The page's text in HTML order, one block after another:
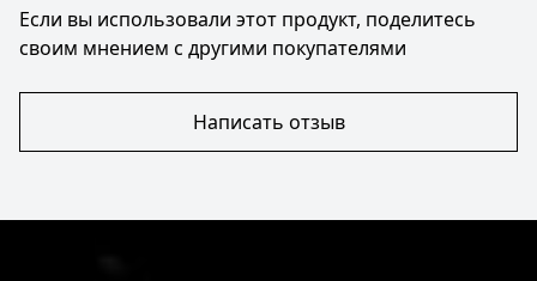
Если вы использовали этот продукт, поделитесь
своим мнением с другими покупателями
Написать отзыв